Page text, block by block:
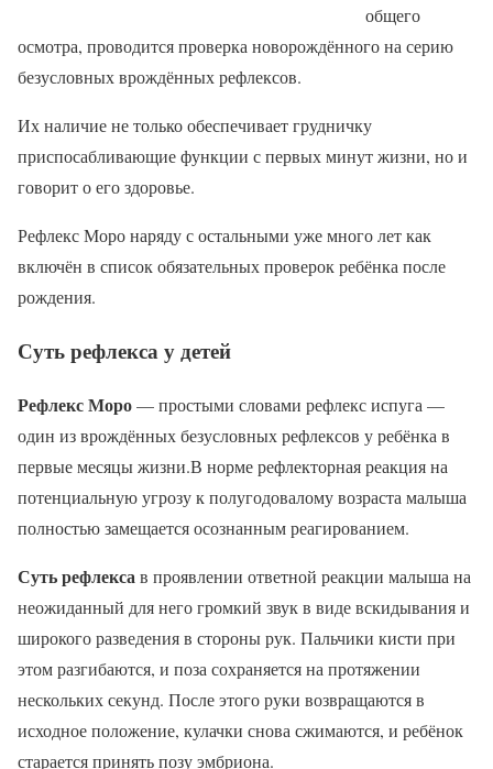
общего
осмотра, проводится проверка новорождённого на серию
безусловных врождённых рефлексов.
Их наличие не только обеспечивает грудничку
приспосабливающие функции с первых минут жизни, но и
говорит о его здоровье.
Рефлекс Моро наряду с остальными уже много лет как
включён в список обязательных проверок ребёнка после
рождения.
Суть рефлекса у детей
Рефлекс Моро— простыми словами рефлекс испуга —
один из врождённых безусловных рефлексов у ребёнка в
первые месяцы жизни.В норме рефлекторная реакция на
потенциальную угрозу к полугодовалому возраста малыша
полностью замещается осознанным реагированием.
Суть рефлексав проявлении ответной реакции малыша на
неожиданный для него громкий звук в виде вскидывания и
широкого разведения в стороны рук. Пальчики кисти при
этом разгибаются, и поза сохраняется на протяжении
нескольких секунд. После этого руки возвращаются в
исходное положение, кулачки снова сжимаются, и ребёнок
старается принять позу эмбриона.